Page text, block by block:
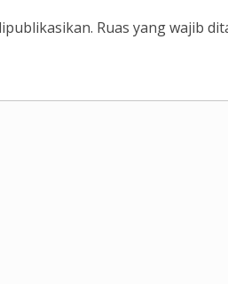
Ruas yang wajib